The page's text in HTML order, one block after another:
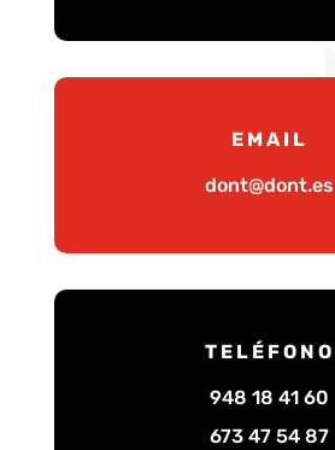
EMAIL
dont@dont.es
TELÉFONO
948 18 41 60
673 47 54 87